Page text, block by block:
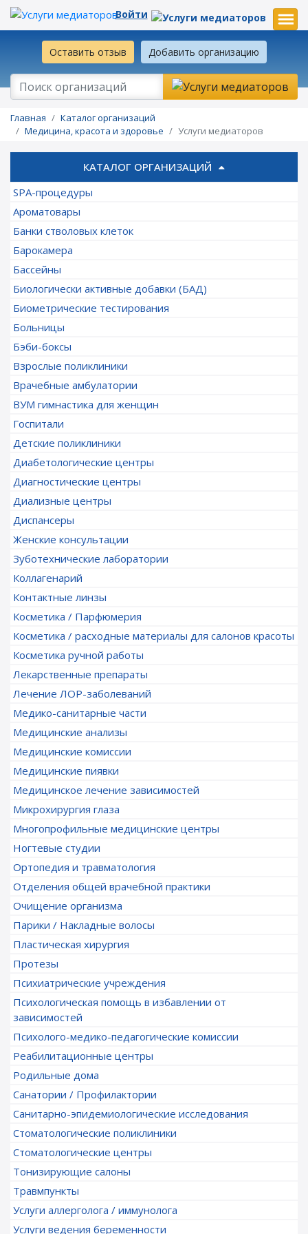
Войти
Оставить отзыв Добавить организацию
Главная
Каталог организаций
Медицина, красота и здоровье
Услуги медиаторов
КАТАЛОГ ОРГАНИЗАЦИЙ
SPA-процедуры
Ароматовары
Банки стволовых клеток
Барокамера
Бассейны
Биологически активные добавки (БАД)
Биометрические тестирования
Больницы
Бэби-боксы
Взрослые поликлиники
Врачебные амбулатории
ВУМ гимнастика для женщин
Госпитали
Детские поликлиники
Диабетологические центры
Диагностические центры
Диализные центры
Диспансеры
Женские консультации
Зуботехнические лаборатории
Коллагенарий
Контактные линзы
Косметика / Парфюмерия
Косметика / расходные материалы для салонов красоты
Косметика ручной работы
Лекарственные препараты
Лечение ЛОР-заболеваний
Медико-санитарные части
Медицинские анализы
Медицинские комиссии
Медицинские пиявки
Медицинское лечение зависимостей
Микрохирургия глаза
Многопрофильные медицинские центры
Ногтевые студии
Ортопедия и травматология
Отделения общей врачебной практики
Очищение организма
Парики / Накладные волосы
Пластическая хирургия
Протезы
Психиатрические учреждения
Психологическая помощь в избавлении от
зависимостей
Психолого-медико-педагогические комиссии
Реабилитационные центры
Родильные дома
Санатории / Профилактории
Санитарно-эпидемиологические исследования
Стоматологические поликлиники
Стоматологические центры
Тонизирующие салоны
Травмпункты
Услуги аллерголога / иммунолога
Услуги ведения беременности